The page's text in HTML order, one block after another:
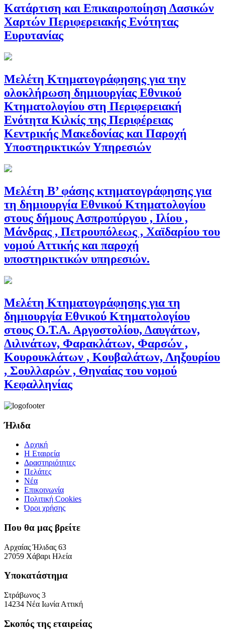
Κατάρτιση και Επικαιροποίηση Δασικών
Χαρτών Περιφερειακής Ενότητας
Ευρυτανίας
Μελέτη Κτηματογράφησης για την
ολοκλήρωση δημιουργίας Εθνικού
Κτηματολογίου στη Περιφερειακή
Ενότητα Κιλκίς της Περιφέρειας
Κεντρικής Μακεδονίας και Παροχή
Υποστηρικτικών Υπηρεσιών
Μελέτη Β’ φάσης κτηματογράφησης για
τη δημιουργία Εθνικού Κτηματολογίου
στους δήμους Ασπροπύργου , Ιλίου ,
Μάνδρας , Πετρουπόλεως , Χαϊδαρίου του
νομού Αττικής και παροχή
υποστηρικτικών υπηρεσιών.
Μελέτη Κτηματογράφησης για τη
δημιουργία Εθνικού Κτηματολογίου
στους Ο.Τ.Α. Αργοστολίου, Δαυγάτων,
Διλινάτων, Φαρακλάτων, Φαρσών ,
Κουρουκλάτων , Κουβαλάτων, Ληξουρίου
, Σουλλαρών , Θηναίας του νομού
Κεφαλληνίας
Ήλιδα
Αρχική
Η Εταιρεία
Δραστηριότητες
Πελάτες
Νέα
Επικοινωνία
Πολιτική Cookies
Όροι χρήσης
Που θα μας βρείτε
Αρχαίας Ήλιδας 63
27059 Χάβαρι Ηλεία
Υποκατάστημα
Στράβωνος 3
14234 Νέα Ιωνία Αττική
Σκοπός της εταιρείας